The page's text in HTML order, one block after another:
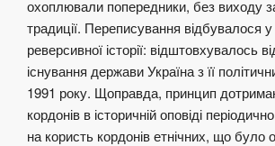
охоплювали попередники, без виходу
традиції. Переписування відбувалося
реверсивної історії: відштовхувалось
існування держави Україна з її
1991 року. Щоправда, принцип
кордонів в історичній оповіді
на користь кордонів етнічних, що було